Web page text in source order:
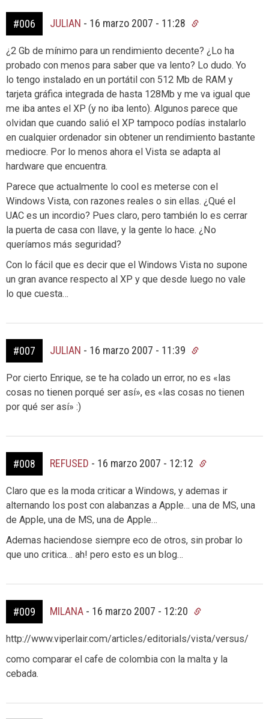
#006 JULIAN - 16 marzo 2007 - 11:28
¿2 Gb de mínimo para un rendimiento decente? ¿Lo ha
probado con menos para saber que va lento? Lo dudo. Yo
lo tengo instalado en un portátil con 512 Mb de RAM y
tarjeta gráfica integrada de hasta 128Mb y me va igual que
me iba antes el XP (y no iba lento). Algunos parece que
olvidan que cuando salió el XP tampoco podías instalarlo
en cualquier ordenador sin obtener un rendimiento bastante
mediocre. Por lo menos ahora el Vista se adapta al
hardware que encuentra.
Parece que actualmente lo cool es meterse con el
Windows Vista, con razones reales o sin ellas. ¿Qué el
UAC es un incordio? Pues claro, pero también lo es cerrar
la puerta de casa con llave, y la gente lo hace. ¿No
queríamos más seguridad?
Con lo fácil que es decir que el Windows Vista no supone
un gran avance respecto al XP y que desde luego no vale
lo que cuesta…
#007 JULIAN - 16 marzo 2007 - 11:39
Por cierto Enrique, se te ha colado un error, no es «las
cosas no tienen porqué ser así», es «las cosas no tienen
por qué ser así» :)
#008 REFUSED - 16 marzo 2007 - 12:12
Claro que es la moda criticar a Windows, y ademas ir
alternando los post con alabanzas a Apple… una de MS, una
de Apple, una de MS, una de Apple…
Ademas haciendose siempre eco de otros, sin probar lo
que uno critica… ah! pero esto es un blog…
#009 MILANA - 16 marzo 2007 - 12:20
http://www.viperlair.com/articles/editorials/vista/versus/
como comparar el cafe de colombia con la malta y la
cebada.